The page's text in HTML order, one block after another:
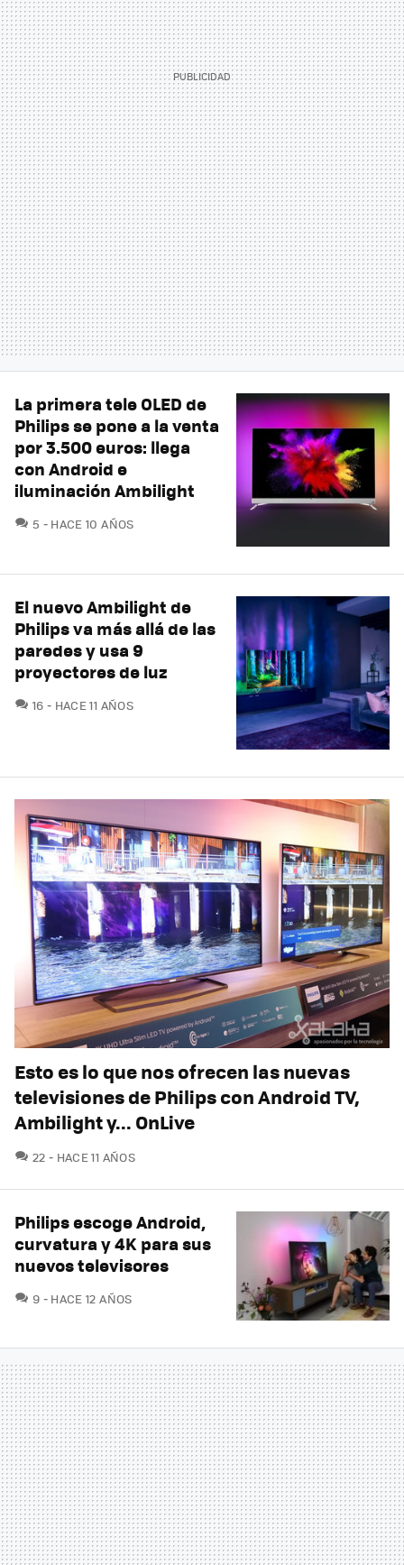
La primera tele OLED de
Philips se pone a la venta
por 3.500 euros: llega
con Android e
iluminación Ambilight
5 COMENTARIOS
HACE 10 AÑOS
El nuevo Ambilight de
Philips va más allá de las
paredes y usa 9
proyectores de luz
16 COMENTARIOS
HACE 11 AÑOS
Esto es lo que nos ofrecen las nuevas
televisiones de Philips con Android TV,
Ambilight y... OnLive
22 COMENTARIOS
HACE 11 AÑOS
Philips escoge Android,
curvatura y 4K para sus
nuevos televisores
9 COMENTARIOS
HACE 12 AÑOS